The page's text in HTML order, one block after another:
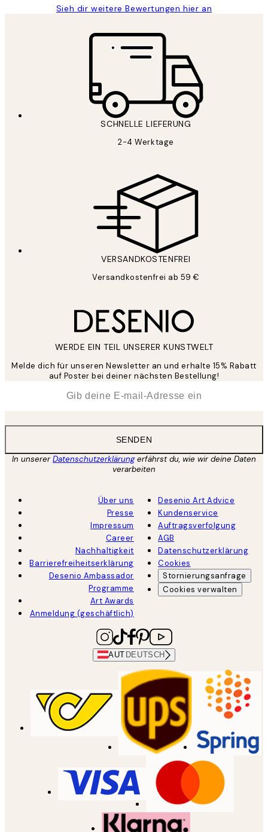
Sieh dir weitere Bewertungen hier an
SCHNELLE LIEFERUNG
2-4 Werktage
VERSANDKOSTENFREI
Versandkostenfrei ab 59 €
WERDE EIN TEIL UNSERER KUNSTWELT
Melde dich für unseren Newsletter an und erhalte 15% Rabatt
auf Poster bei deiner nächsten Bestellung!
SENDEN
In unsererDatenschutzerklärungerfährst du, wie wir deine Daten
verarbeiten
Über uns
Presse
Impressum
Career
Nachhaltigkeit
Barrierefreiheitserklärung
Desenio Ambassador
Programme
Art Awards
Anmeldung (geschäftlich)
Desenio Art Advice
Kundenservice
Auftragsverfolgung
AGB
Datenschutzerklärung
Cookies
Stornierungsanfrage
Cookies verwalten
AUT DEUTSCH